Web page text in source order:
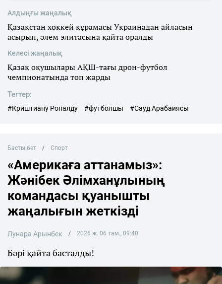
Алдыңғы жаңалық
Қазақстан хоккей құрамасы Украинадан айласын
асырып, әлем элитасына қайта оралды
Келесі жаңалық
Қазақ оқушылары АҚШ-тағы дрон-футбол
чемпионатында топ жарды
Тегтер:
#Криштиану Роналду #футболшы #Сауд Арабаиясы
Басты бет Спорт
«Америкаға аттанамыз»:
Жәнібек Әлімханұлының
командасы қуанышты
жаңалығын жеткізді
Лунара Арынбек 2026 ж. 06 там., 09:40
Бәрі қайта басталды!